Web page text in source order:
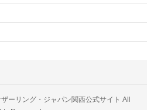
ーリング・ジャパン関西公式サイト All